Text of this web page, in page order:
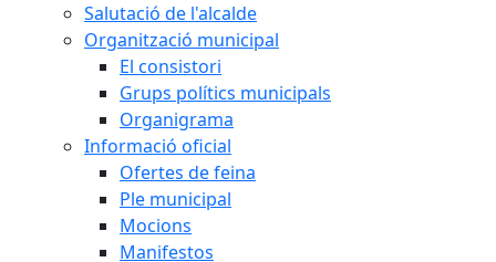
Salutació de l'alcalde
Organització municipal
El consistori
Grups polítics municipals
Organigrama
Informació oficial
Ofertes de feina
Ple municipal
Mocions
Manifestos